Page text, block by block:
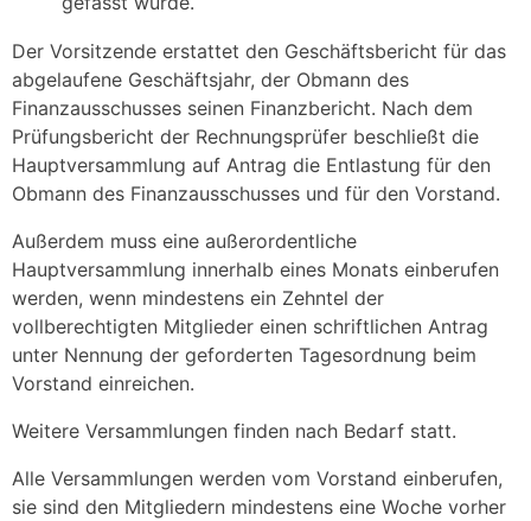
Der Vorsitzende erstattet den Geschäftsbericht für das
abgelaufene Geschäftsjahr, der Obmann des
Finanzausschusses seinen Finanzbericht. Nach dem
Prüfungsbericht der Rechnungsprüfer beschließt die
Hauptversammlung auf Antrag die Entlastung für den
Obmann des Finanzausschusses und für den Vorstand.
Außerdem muss eine außerordentliche
Hauptversammlung innerhalb eines Monats einberufen
werden, wenn mindestens ein Zehntel der
vollberechtigten Mitglieder einen schriftlichen Antrag
unter Nennung der geforderten Tagesordnung beim
Vorstand einreichen.
Weitere Versammlungen finden nach Bedarf statt.
Alle Versammlungen werden vom Vorstand einberufen,
sie sind den Mitgliedern mindestens eine Woche vorher